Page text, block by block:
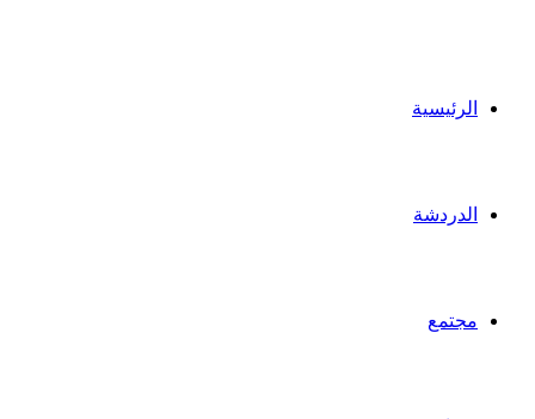
الرئيسية
الدردشة
مجتمع